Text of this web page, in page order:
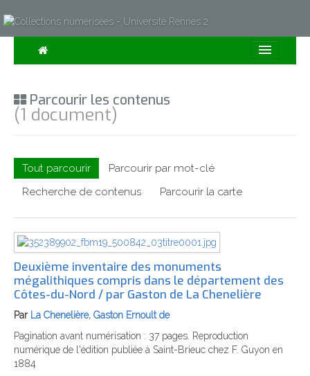
Collections
Expositions
À propos
Recherche avancée
Parcourir les contenus
(1 document)
Tout parcourir
Parcourir par mot-clé
Recherche de contenus
Parcourir la carte
Deuxième inventaire des monuments
mégalithiques compris dans le département des
Côtes-du-Nord / par Gaston de La Chenelière
Par La Chenelière, Gaston Ernoult de
Pagination avant numérisation : 37 pages. Reproduction
numérique de l'édition publiée à Saint-Brieuc chez F. Guyon en
1884